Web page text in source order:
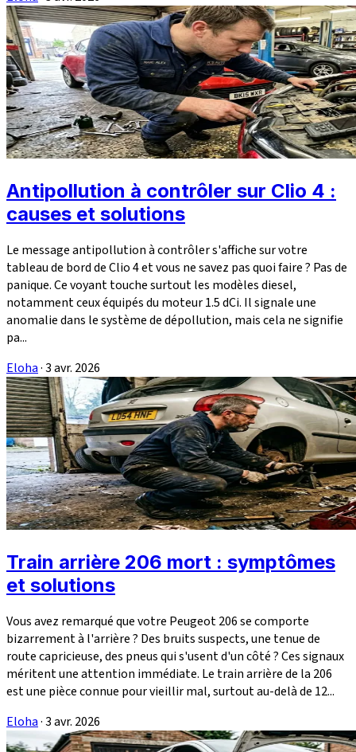
Antipollution à contrôler sur Clio 4 :
causes et solutions
Le message antipollution à contrôler s'affiche sur votre
tableau de bord de Clio 4 et vous ne savez pas quoi faire ? Pas de
panique. Ce voyant touche surtout les modèles diesel,
notamment ceux équipés du moteur 1.5 dCi. Il signale une
anomalie dans le système de dépollution, mais cela ne signifie
pa...
Eloha·3 avr. 2026
Train arrière 206 mort : symptômes
et solutions
Vous avez remarqué que votre Peugeot 206 se comporte
bizarrement à l'arrière ? Des bruits suspects, une tenue de
route capricieuse, des pneus qui s'usent d'un côté ? Ces signaux
méritent une attention immédiate. Le train arrière de la 206
est une pièce connue pour vieillir mal, surtout au-delà de 12...
Eloha·3 avr. 2026